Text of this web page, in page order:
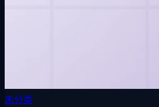
未分类